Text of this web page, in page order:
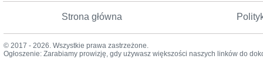
Strona główna
© 2017 - 2026. Wszystkie prawa zastrzeżone.
Ogłoszenie: Zarabiamy prowizję, gdy używasz większości naszych linków do